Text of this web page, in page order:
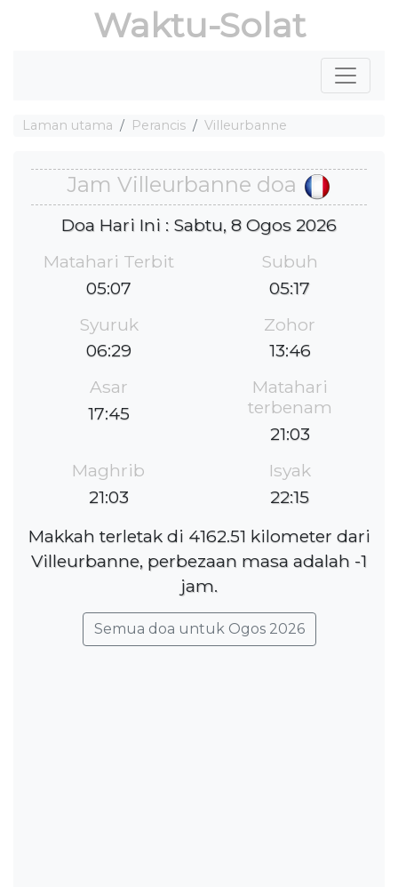
Waktu-Solat
Laman utama Perancis Villeurbanne
Jam Villeurbanne doa
Doa Hari Ini : Sabtu, 8 Ogos 2026
Matahari Terbit
05:07
Subuh
05:17
Syuruk
06:29
Zohor
13:46
Asar
17:45
Matahari
terbenam
21:03
Maghrib
21:03
Isyak
22:15
Makkah terletak di 4162.51 kilometer dari
Villeurbanne, perbezaan masa adalah -1
jam.
Semua doa untuk Ogos 2026